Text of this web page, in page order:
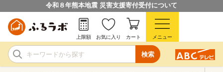
令和８年熊本地震 災害支援寄付受付について
検索
上限額 お気に入り カート メニュー